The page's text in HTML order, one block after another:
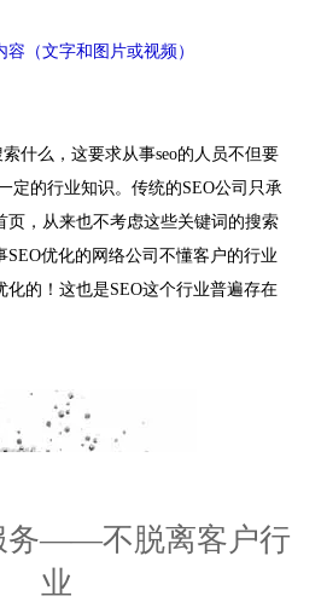
（文字和图片或视频）
么，这要求从事seo的人员不但要
定的行业知识。传统的SEO公司只承
页，从来也不考虑这些关键词的搜索
优化的网络公司不懂客户的行业
化的！这也是SEO这个行业普遍存在
务——不脱离客户行
业